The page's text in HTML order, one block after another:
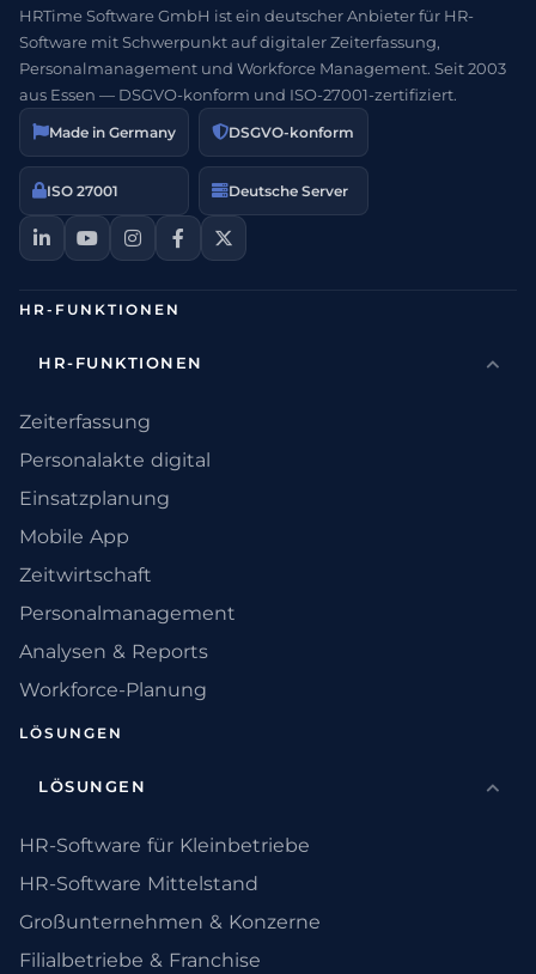
HRTime Software GmbH ist ein deutscher Anbieter für HR-
Software mit Schwerpunkt auf digitaler Zeiterfassung,
Personalmanagement und Workforce Management. Seit 2003
aus Essen — DSGVO-konform und ISO-27001-zertifiziert.
Made in Germany DSGVO-konform
ISO 27001 Deutsche Server
HR-FUNKTIONEN
HR-FUNKTIONEN
Zeiterfassung
Personalakte digital
Einsatzplanung
Mobile App
Zeitwirtschaft
Personalmanagement
Analysen & Reports
Workforce-Planung
LÖSUNGEN
LÖSUNGEN
HR-Software für Kleinbetriebe
HR-Software Mittelstand
Großunternehmen & Konzerne
Filialbetriebe & Franchise